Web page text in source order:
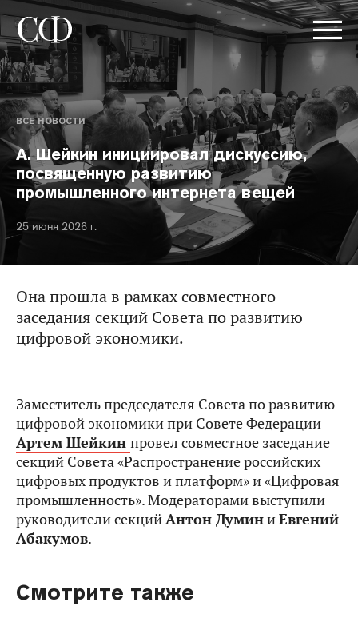
ВСЕ НОВОСТИ
А. Шейкин инициировал дискуссию,
посвященную развитию
промышленного интернета вещей
25 июня 2026 г.
Она прошла в рамках совместного
заседания секций Совета по развитию
цифровой экономики.
Заместитель председателя Совета по развитию
цифровой экономики при Совете Федерации
Артем Шейкин провел совместное заседание
секций Совета «Распространение российских
цифровых продуктов и платформ» и «Цифровая
промышленность». Модераторами выступили
руководители секцийАнтон ДуминиЕвгений
Абакумов.
Смотрите также